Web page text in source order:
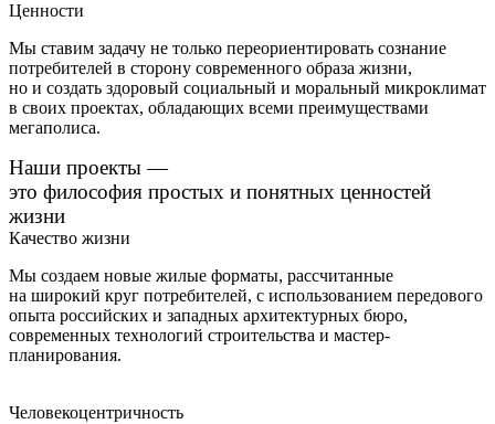
Ценности
Мы ставим задачу не только переориентировать сознание
потребителей в сторону современного образа жизни,
но и создать здоровый социальный и моральный микроклимат
в своих проектах, обладающих всеми преимуществами
мегаполиса.
Наши проекты —
это философия простых и понятных ценностей
жизни
Качество жизни
Мы создаем новые жилые форматы, рассчитанные
на широкий круг потребителей, с использованием передового
опыта российских и западных архитектурных бюро,
современных технологий строительства и мастер-
планирования.
Человекоцентричность